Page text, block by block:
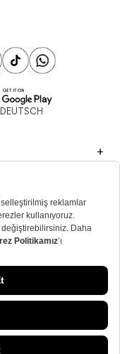
DEUTSCH